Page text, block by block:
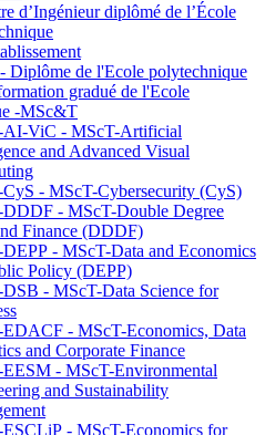
d’Ingénieur diplômé de l’École
Diplôme de l'Ecole polytechnique
gradué de l'Ecole
-MSc&T
AI-ViC - MScT-Artificial
and Advanced Visual
- MScT-Cybersecurity (CyS)
- MScT-Double Degree
Finance (DDDF)
- MScT-Data and Economics
Policy (DEPP)
- MScT-Data Science for
- MScT-Economics, Data
and Corporate Finance
- MScT-Environmental
and Sustainability
- MScT-Economics for